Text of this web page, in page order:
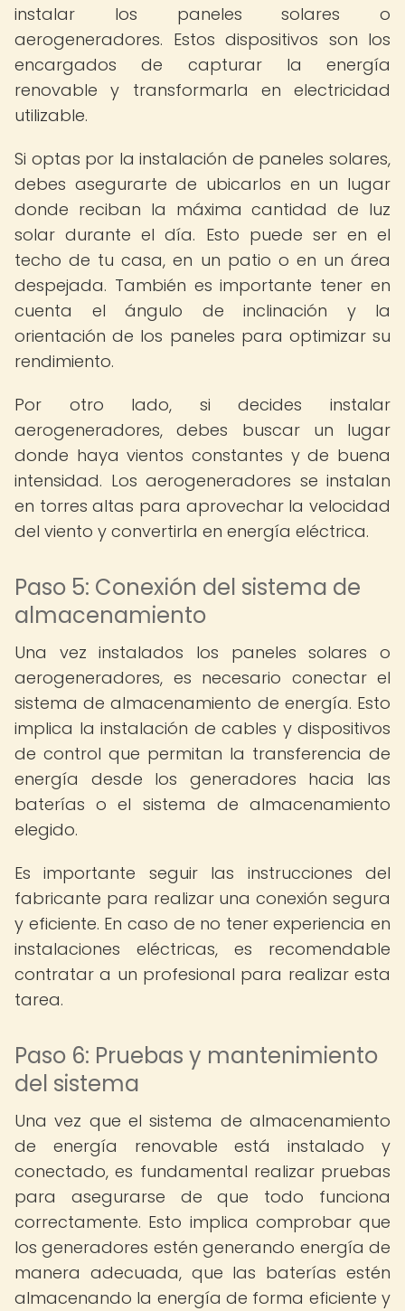
instalar los paneles solares o
aerogeneradores. Estos dispositivos son los
encargados de capturar la energía
renovable y transformarla en electricidad
utilizable.
Si optas por la instalación de paneles solares,
debes asegurarte de ubicarlos en un lugar
donde reciban la máxima cantidad de luz
solar durante el día. Esto puede ser en el
techo de tu casa, en un patio o en un área
despejada. También es importante tener en
cuenta el ángulo de inclinación y la
orientación de los paneles para optimizar su
rendimiento.
Por otro lado, si decides instalar
aerogeneradores, debes buscar un lugar
donde haya vientos constantes y de buena
intensidad. Los aerogeneradores se instalan
en torres altas para aprovechar la velocidad
del viento y convertirla en energía eléctrica.
Paso 5: Conexión del sistema de
almacenamiento
Una vez instalados los paneles solares o
aerogeneradores, es necesario conectar el
sistema de almacenamiento de energía. Esto
implica la instalación de cables y dispositivos
de control que permitan la transferencia de
energía desde los generadores hacia las
baterías o el sistema de almacenamiento
elegido.
Es importante seguir las instrucciones del
fabricante para realizar una conexión segura
y eficiente. En caso de no tener experiencia en
instalaciones eléctricas, es recomendable
contratar a un profesional para realizar esta
tarea.
Paso 6: Pruebas y mantenimiento
del sistema
Una vez que el sistema de almacenamiento
de energía renovable está instalado y
conectado, es fundamental realizar pruebas
para asegurarse de que todo funciona
correctamente. Esto implica comprobar que
los generadores estén generando energía de
manera adecuada, que las baterías estén
almacenando la energía de forma eficiente y